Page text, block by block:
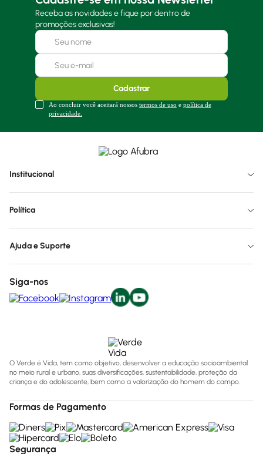
Receba as novidades e fique por dentro de
promoções exclusivas!
Cadastrar
Ao concluir você aceitará nossos termos de uso e política de
privacidade.
Institucional
Política
Ajuda e Suporte
Siga-nos
O Verde é Vida, tem como objetivo, desenvolver a educação socioambiental
no meio rural e urbano, suas diversificações, sustentabilidade, proteção da
criança e do adolescente, bem como a valorização do homem do campo.
Formas de Pagamento
Segurança